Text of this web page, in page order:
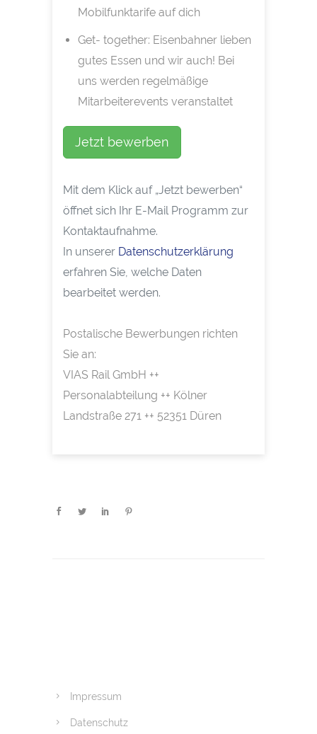
Mobilfunktarife auf dich
Get- together: Eisenbahner lieben
gutes Essen und wir auch! Bei
uns werden regelmäßige
Mitarbeiterevents veranstaltet
Jetzt bewerben
Mit dem Klick auf „Jetzt bewerben“
öffnet sich Ihr E-Mail Programm zur
Kontaktaufnahme.
In unserer Datenschutzerklärung
erfahren Sie, welche Daten
bearbeitet werden.
Postalische Bewerbungen richten
Sie an:
VIAS Rail GmbH ++
Personalabteilung ++ Kölner
Landstraße 271 ++ 52351 Düren
Impressum
Datenschutz